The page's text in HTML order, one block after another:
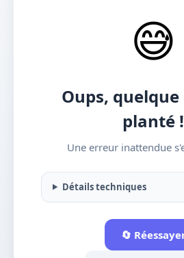
😅
Oups, quelque
planté !
Une erreur inattendue
Détails techniques
🔄